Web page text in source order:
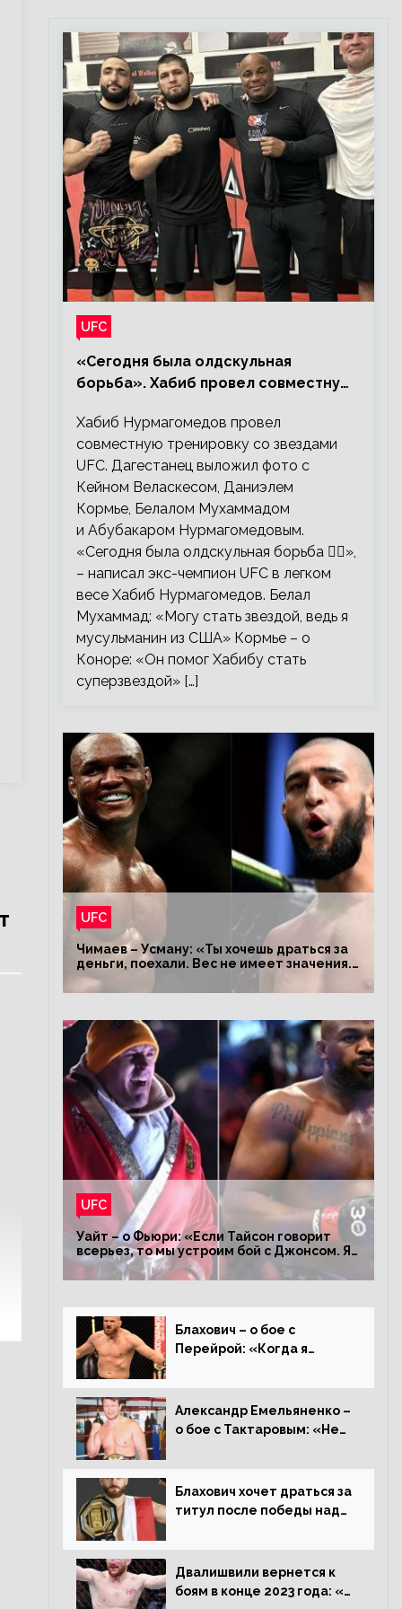
UFC
«Сегодня была олдскульная
борьба». Хабиб провел совместную
Хабиб Нурмагомедов провел
совместную тренировку со звездами
UFC. Дагестанец выложил фото с
Кейном Веласкесом, Даниэлем
Кормье, Белалом Мухаммадом
и Абубакаром Нурмагомедовым.
«Сегодня была олдскульная борьба 🤼‍♂️»,
– написал экс-чемпион UFC в легком
весе Хабиб Нурмагомедов. Белал
Мухаммад: «Могу стать звездой, ведь я
мусульманин из США» Кормье – о
Коноре: «Он помог Хабибу стать
суперзвездой» […]
UFC
Чимаев – Усману: «Ты хочешь драться за
деньги, поехали. Вес не имеет значения.
Я – король»
UFC
Уайт – о Фьюри: «Если Тайсон говорит
всерьез, то мы устроим бой с Джонсом. Я
заставил Флойда Мейвезера драться с
Конором»
Блахович – о бое с
Перейрой: «Когда я
93 кг, захотел драться с
ним»
Александр Емельяненко –
о бое с Тактаровым: «Нет,
Блахович хочет драться за
титул после победы над
счастлив увезти пояс в
Польшу»
Двалишвили вернется к
боям в конце 2023 года: «Я